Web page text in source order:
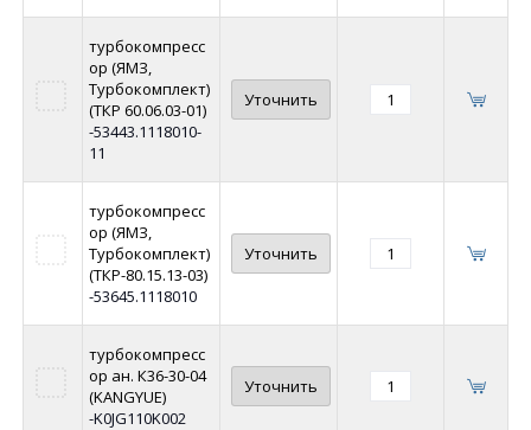
турбокомпресс
ор (ЯМЗ,
Турбокомплект)
(ТКР 60.06.03-01)
-53443.1118010-
11
Уточнить
турбокомпресс
ор (ЯМЗ,
Турбокомплект)
(ТКР-80.15.13-03)
-53645.1118010
Уточнить
турбокомпресс
ор ан. К36-30-04
(KANGYUE)
-K0JG110K002
Уточнить